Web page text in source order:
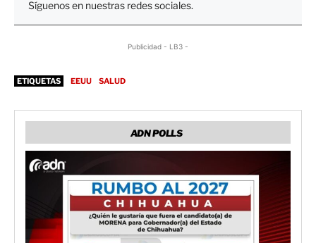
Síguenos en nuestras redes sociales.
Publicidad - LB3 -
ETIQUETAS EEUU SALUD
ADN POLLS